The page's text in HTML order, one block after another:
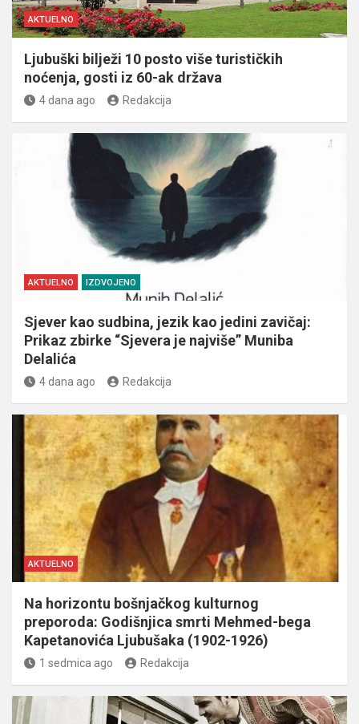
AKTUELNO
Ljubuški bilježi 10 posto više turističkih
noćenja, gosti iz 60-ak država
4 dana ago Redakcija
AKTUELNO IZDVOJENO
Sjever kao sudbina, jezik kao jedini zavičaj:
Prikaz zbirke “Sjevera je najviše” Muniba
Delalića
4 dana ago Redakcija
AKTUELNO
Na horizontu bošnjačkog kulturnog
preporoda: Godišnjica smrti Mehmed-bega
Kapetanovića Ljubušaka (1902-1926)
1 sedmica ago Redakcija